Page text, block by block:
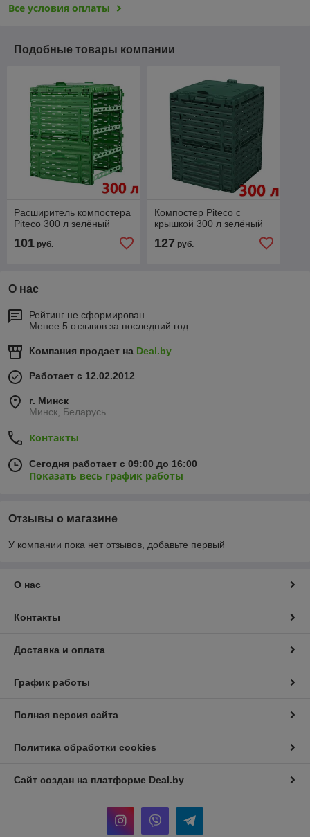
Все условия оплаты
Подобные товары компании
Расширитель компостера
Piteco 300 л зелёный
101 руб.
Компостер Piteco с
крышкой 300 л зелёный
127 руб.
О нас
Рейтинг не сформирован
Менее 5 отзывов за последний год
Компания продает на Deal.by
Работает с 12.02.2012
г. Минск
Минск, Беларусь
Контакты
Сегодня работает с 09:00 до 16:00
Показать весь график работы
Отзывы о магазине
У компании пока нет отзывов, добавьте первый
О нас
Контакты
Доставка и оплата
График работы
Полная версия сайта
Политика обработки cookies
Сайт создан на платформе Deal.by